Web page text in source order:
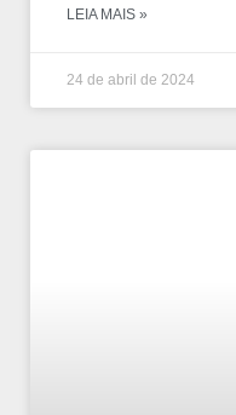
LEIA MAIS »
24 de abril de 2024